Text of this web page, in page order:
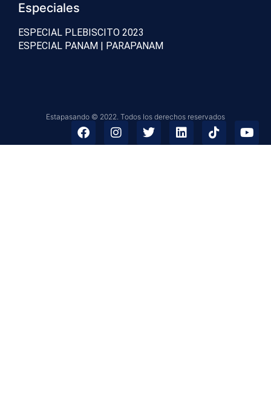
Especiales
ESPECIAL PLEBISCITO 2023
ESPECIAL PANAM | PARAPANAM
Estapasando © 2022. Todos los derechos reservados